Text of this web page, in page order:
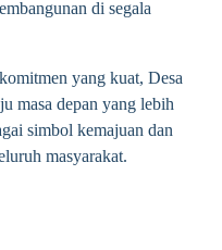
di segala
yang kuat, Desa
masa depan yang lebih
simbol kemajuan dan
masyarakat.